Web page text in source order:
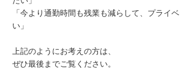
「今より通勤時間も残業も減らして、プライ
い」
上記のようにお考えの方は、
ぜひ最後までご覧ください。